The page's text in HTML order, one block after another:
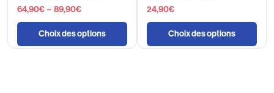
64,90€ – 89,90€
Choix des options
24,90€
Choix des options